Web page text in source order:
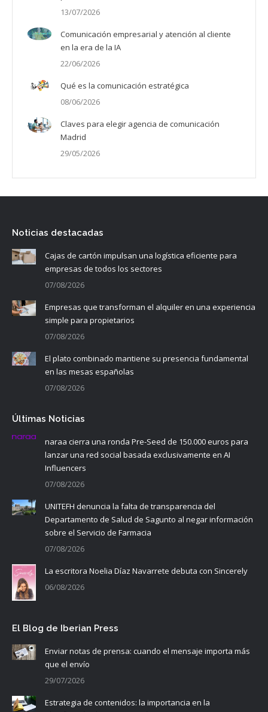
13/07/2026
Comunicación empresarial y atención al cliente
en la era de la IA
22/06/2026
Qué es la comunicación estratégica
08/06/2026
Claves para elegir agencia de comunicación
Madrid
29/05/2026
Noticias destacadas
Cajas de cartón impulsan una logística eficiente para
empresas de todos los sectores
07/08/2026
Empresas que transforman el alquiler en una experiencia
simple para propietarios
07/08/2026
El plato combinado mantiene su presencia fundamental
en las mesas españolas
07/08/2026
Últimas Noticias
naraa cierra una ronda Pre-Seed de 150.000 euros para
lanzar una red social basada exclusivamente en AI
Influencers
07/08/2026
UNITEFH denuncia la falta de transparencia del
Departamento de Salud de Sagunto al negar información
sobre el Servicio de Farmacia
07/08/2026
La escritora Noelia Díaz Navarrete debuta con Sincerely
06/08/2026
El Blog de Iberian Press
Enviar notas de prensa: cuando el mensaje importa más
que el envío
29/07/2026
Estrategia de contenidos: la importancia en la